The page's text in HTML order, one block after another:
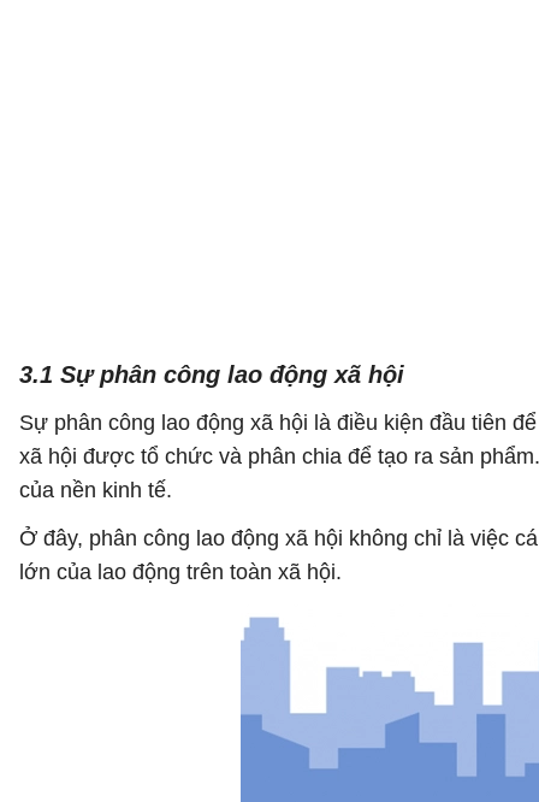
3.1 Sự phân công lao động xã hội
Sự phân công lao động xã hội là điều kiện đầu tiên
xã hội được tổ chức và phân chia để tạo ra sản
của nền kinh tế.
Ở đây, phân công lao động xã hội không chỉ là việc
lớn của lao động trên toàn xã hội.